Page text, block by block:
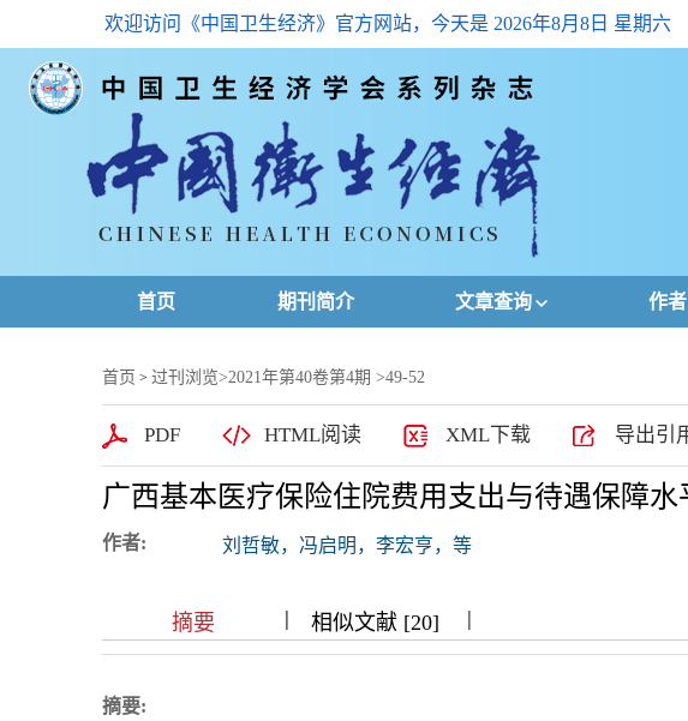
欢迎访问《中国卫生经济》官方网站，今天是 2026年8月8日 星期六
首页 期刊简介 文章查询
高级查询
下载排名
浏览排名
作
首页 > 过刊浏览>2021年第40卷第4期 >49-52
PDF HTML阅读 XML下载 导出引
广西基本医疗保险住院费用支出与待遇保障水
作者: 刘哲敏，冯启明，李宏亨，等
摘要 |||| 相似文献 [20] |||
摘要: